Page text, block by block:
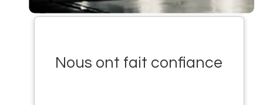
Nous ont fait confiance